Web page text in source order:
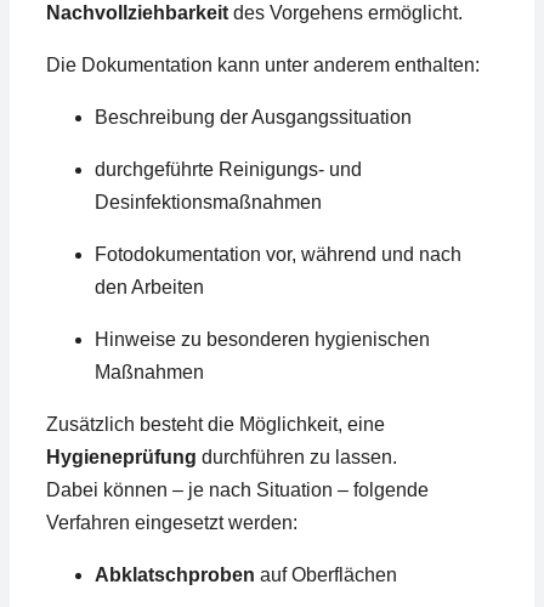
Nachvollziehbarkeitdes Vorgehens ermöglicht.
Die Dokumentation kann unter anderem enthalten:
Beschreibung der Ausgangssituation
durchgeführte Reinigungs- und
Desinfektionsmaßnahmen
Fotodokumentation vor, während und nach
den Arbeiten
Hinweise zu besonderen hygienischen
Maßnahmen
Zusätzlich besteht die Möglichkeit, eine
Hygieneprüfung durchführen zu lassen.
Dabei können – je nach Situation – folgende
Verfahren eingesetzt werden:
Abklatschproben auf Oberflächen